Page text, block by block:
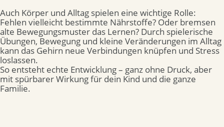
Auch Körper und Alltag spielen eine wichtige Rolle:
Fehlen vielleicht bestimmte Nährstoffe? Oder bremsen
alte Bewegungsmuster das Lernen? Durch spielerische
Übungen, Bewegung und kleine Veränderungen im Alltag
kann das Gehirn neue Verbindungen knüpfen und Stress
loslassen.
So entsteht echte Entwicklung – ganz ohne Druck, aber
mit spürbarer Wirkung für dein Kind und die ganze
Familie.